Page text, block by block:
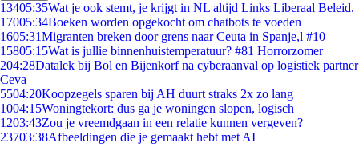
13405:35Wat je ook stemt, je krijgt in NL altijd Links Liberaal Beleid.
17005:34Boeken worden opgekocht om chatbots te voeden
1605:31Migranten breken door grens naar Ceuta in Spanje,l #10
15805:15Wat is jullie binnenhuistemperatuur? #81 Horrorzomer
204:28Datalek bij Bol en Bijenkorf na cyberaanval op logistiek partner
Ceva
5504:20Koopzegels sparen bij AH duurt straks 2x zo lang
1004:15Woningtekort: dus ga je woningen slopen, logisch
1203:43Zou je vreemdgaan in een relatie kunnen vergeven?
23703:38Afbeeldingen die je gemaakt hebt met AI